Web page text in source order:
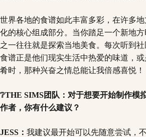
世界各地的食谱如此丰富多彩，在许多
化的核心组成部分。当你踏足一个新地
之一往往就是探索当地美食。每次听到
食谱正是他们现实生活中热爱的味道，
肴时，那种兴奋之情总能让我倍感喜悦！
❔THE SIMS团队：对于想要开始制作模
作者，你有什么建议？
JESS： 我建议最开始可以先随意尝试，